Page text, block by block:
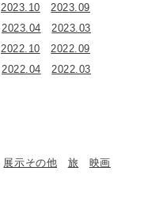
2023.10
2023.09
2023.04
2023.03
2022.10
2022.09
2022.04
2022.03
展示その他 旅
映画